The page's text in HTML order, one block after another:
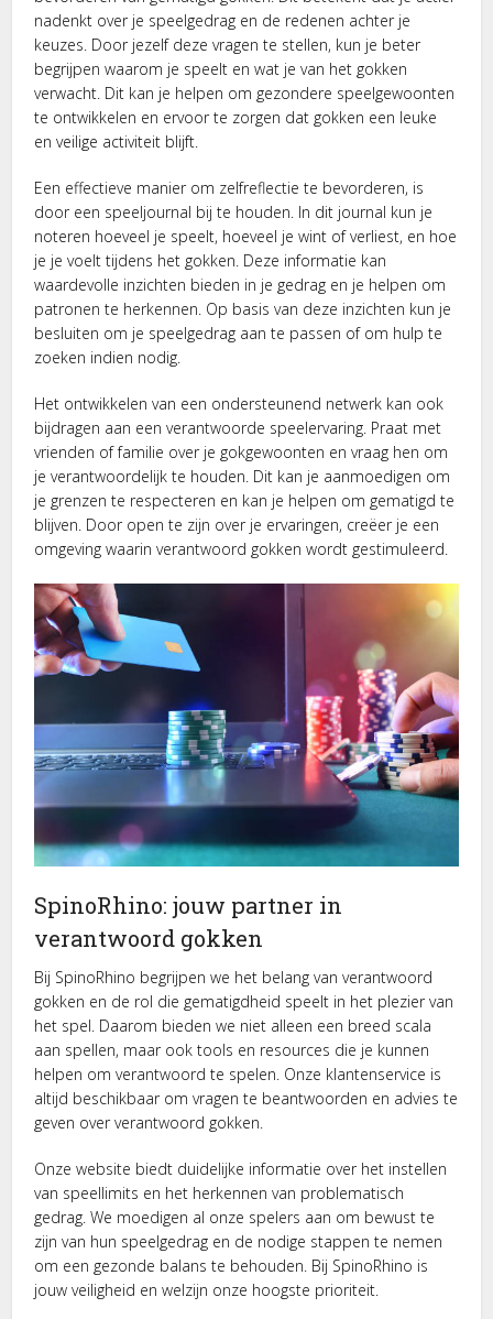
nadenkt over je speelgedrag en de redenen achter je
keuzes. Door jezelf deze vragen te stellen, kun je beter
begrijpen waarom je speelt en wat je van het gokken
verwacht. Dit kan je helpen om gezondere speelgewoonten
te ontwikkelen en ervoor te zorgen dat gokken een leuke
en veilige activiteit blijft.
Een effectieve manier om zelfreflectie te bevorderen, is
door een speeljournal bij te houden. In dit journal kun je
noteren hoeveel je speelt, hoeveel je wint of verliest, en hoe
je je voelt tijdens het gokken. Deze informatie kan
waardevolle inzichten bieden in je gedrag en je helpen om
patronen te herkennen. Op basis van deze inzichten kun je
besluiten om je speelgedrag aan te passen of om hulp te
zoeken indien nodig.
Het ontwikkelen van een ondersteunend netwerk kan ook
bijdragen aan een verantwoorde speelervaring. Praat met
vrienden of familie over je gokgewoonten en vraag hen om
je verantwoordelijk te houden. Dit kan je aanmoedigen om
je grenzen te respecteren en kan je helpen om gematigd te
blijven. Door open te zijn over je ervaringen, creëer je een
omgeving waarin verantwoord gokken wordt gestimuleerd.
SpinoRhino: jouw partner in
verantwoord gokken
Bij SpinoRhino begrijpen we het belang van verantwoord
gokken en de rol die gematigdheid speelt in het plezier van
het spel. Daarom bieden we niet alleen een breed scala
aan spellen, maar ook tools en resources die je kunnen
helpen om verantwoord te spelen. Onze klantenservice is
altijd beschikbaar om vragen te beantwoorden en advies te
geven over verantwoord gokken.
Onze website biedt duidelijke informatie over het instellen
van speellimits en het herkennen van problematisch
gedrag. We moedigen al onze spelers aan om bewust te
zijn van hun speelgedrag en de nodige stappen te nemen
om een gezonde balans te behouden. Bij SpinoRhino is
jouw veiligheid en welzijn onze hoogste prioriteit.